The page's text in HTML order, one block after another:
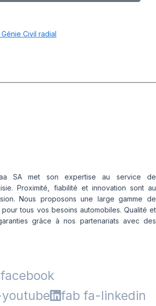
Civil radial
SA met son expertise au service de
Proximité, fiabilité et innovation sont au
Nous proposons une large gamme de
tous vos besoins automobiles. Qualité et
grâce à nos partenariats avec des
fab fa-linkedin